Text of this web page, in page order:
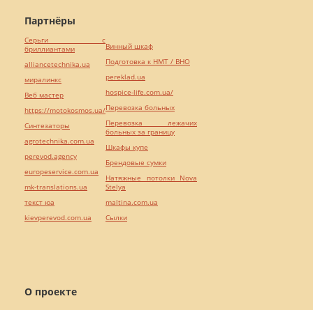
О проекте
Партнёры
Серьги с
бриллиантами
alliancetechnika.ua
миралинкс
Веб мастер
https://motokosmos.ua/
Синтезаторы
agrotechnika.com.ua
perevod.agency
europeservice.com.ua
mk-translations.ua
текст юа
kievperevod.com.ua
Винный шкаф
Подготовка к НМТ / ВНО
pereklad.ua
hospice-life.com.ua/
Перевозка больных
Перевозка лежачих
больных за границу
Шкафы купе
Брендовые сумки
Натяжные потолки Nova
Stelya
maltina.com.ua
Cылки